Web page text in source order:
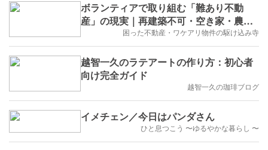
ボランティアで取り組む「難あり不動
産」の現実｜再建築不可・空き家・農地
問題の裏側わ困った不動産・ワケアリ物件の駆け込み寺
越智一久のラテアートの作り方：初心者
向け完全ガイド
越智一久の珈琲ブログ
イメチェン／今日はパンダさん
ひと息つこう 〜ゆるやかな暮らし 〜